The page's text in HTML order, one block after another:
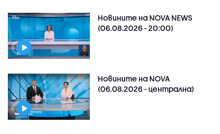
Новините на NOVA NEWS
(06.08.2026 - 20:00)
Новините на NOVA
(06.08.2026 - централна)